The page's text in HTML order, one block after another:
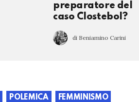
preparatore del
caso Clostebol?
di Beniamino Carini
POLEMICA
FEMMINISMO